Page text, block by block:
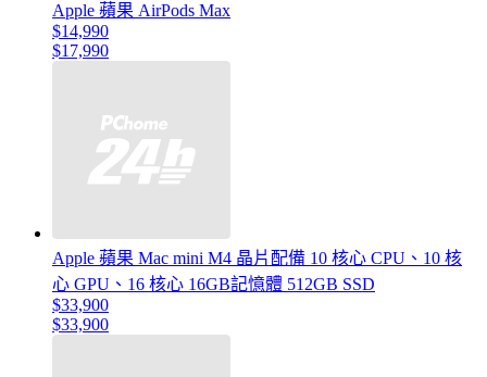
Apple 蘋果 AirPods Max
$14,990
$17,990
Apple 蘋果 Mac mini M4 晶片配備 10 核心 CPU、10 核
心 GPU、16 核心 16GB記憶體 512GB SSD
$33,900
$33,900